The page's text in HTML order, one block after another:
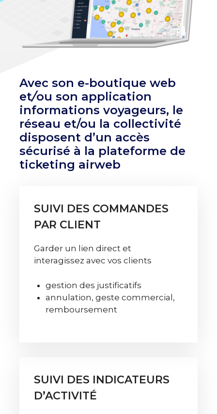
Avec son e-boutique web
et/ou son application
informations voyageurs, le
réseau et/ou la collectivité
disposent d’un accès
sécurisé à la plateforme de
ticketing airweb
SUIVI DES COMMANDES
PAR CLIENT
Garder un lien direct et
interagissez avec vos clients
gestion des justificatifs
annulation, geste commercial,
remboursement
SUIVI DES INDICATEURS
D’ACTIVITÉ